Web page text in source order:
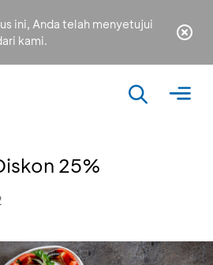
ini, Anda telah menyetujui
kami.
25%